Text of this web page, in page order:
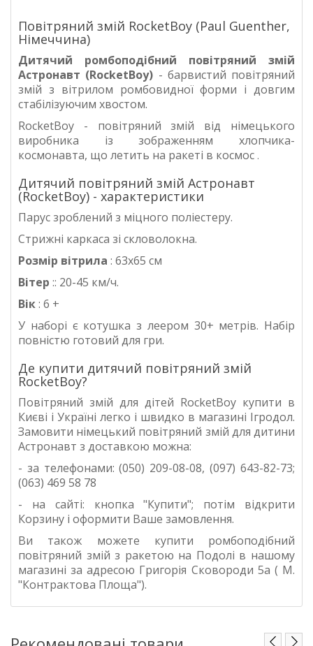
Повітряний змій RocketBoy (Paul Guenther,
Німеччина)
Дитячий ромбоподібний повітряний змій
Астронавт (RocketBoy) - барвистий повітряний
змій з вітрилом ромбовидної форми і довгим
стабілізуючим хвостом.
RocketBoy - повітряний змій від німецького
виробника із зображенням хлопчика-
космонавта, що летить на ракеті в космос .
Дитячий повітряний змій Астронавт
(RocketBoy) - характеристики
Парус зроблений з міцного поліестеру.
Стрижні каркаса зі скловолокна.
Розмір вітрила : 63x65 см
Вітер :: 20-45 км/ч.
Вік: 6 +
У наборі є котушка з леером 30+ метрів. Набір
повністю готовий для гри.
Де купити дитячий повітряний змій
RocketBoy?
Повітряний змій для дітей RocketBoy купити в
Києві і Україні легко і швидко в магазині Ігродол.
Замовити німецький повітряний змій для дитини
Астронавт з доставкою можна:
- за телефонами: (050) 209-08-08, (097) 643-82-73;
(063) 469 58 78
- на сайті: кнопка "Купити"; потім відкрити
Корзину і оформити Ваше замовлення.
Ви також можете купити ромбоподібний
повітряний змій з ракетою на Подолі в нашому
магазині за адресою Григорія Сковороди 5а ( М.
"Контрактова Площа").